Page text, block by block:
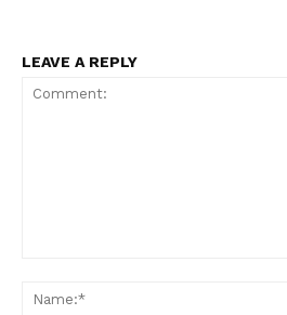
LEAVE A REPLY